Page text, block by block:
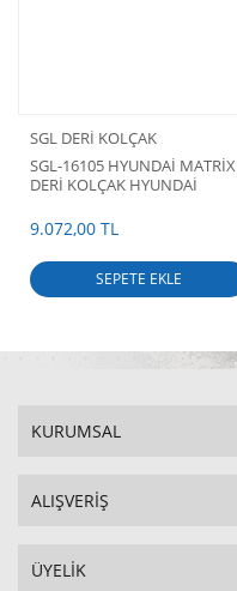
SGL DERİ KOLÇAK
SGL-16105 HYUNDAİ MATRİX
DERİ KOLÇAK HYUNDAİ
9.072,00 TL
SEPETE EKLE
KURUMSAL
ALIŞVERİŞ
ÜYELİK